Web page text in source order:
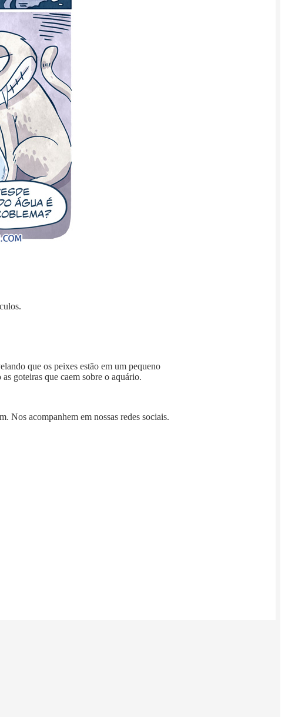
que os peixes estão em um pequeno
goteiras que caem sobre o aquário.
Nos acompanhem em nossas redes sociais.